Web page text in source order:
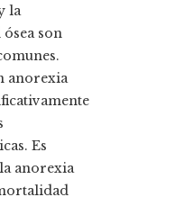
la
son
anorexia
Es
anorexia